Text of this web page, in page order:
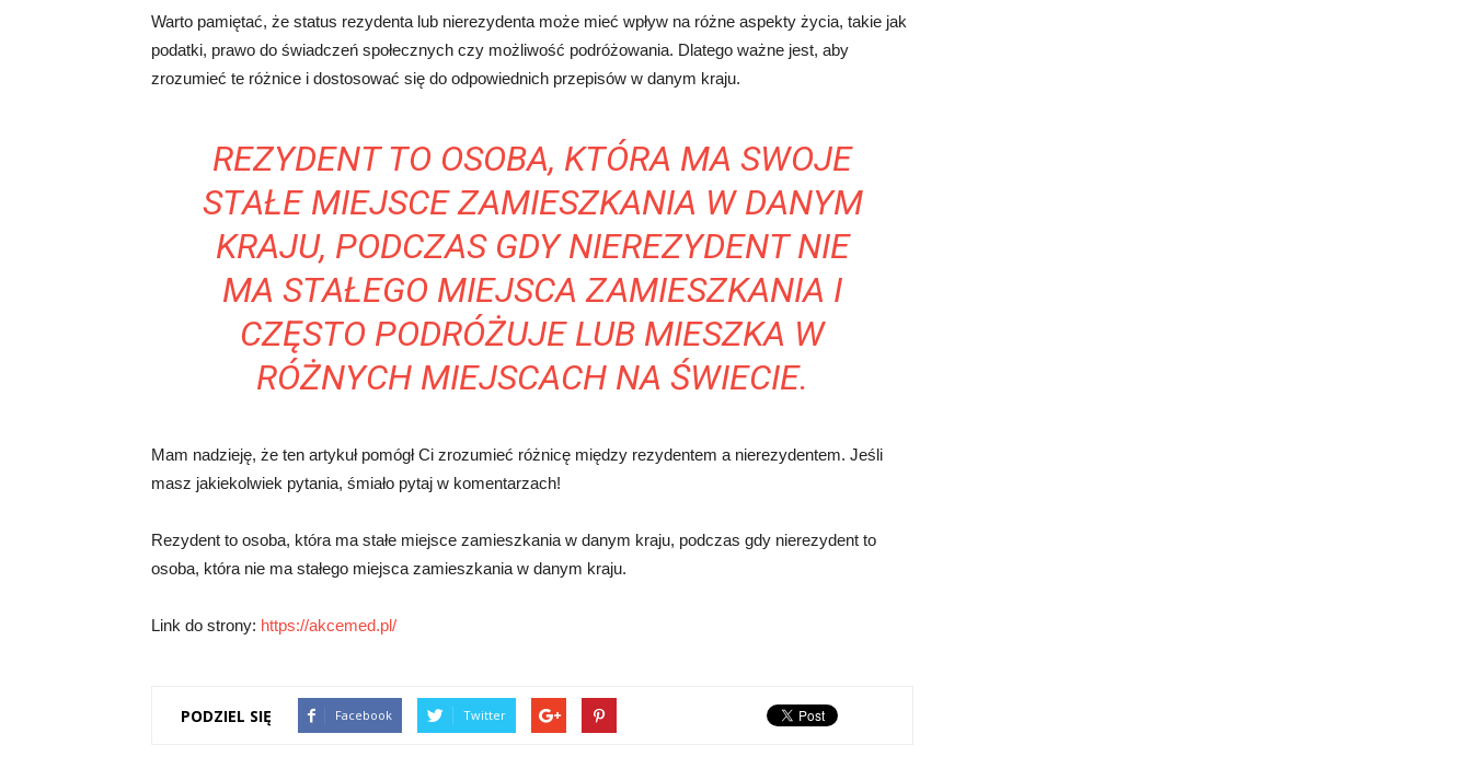
Warto pamiętać, że status rezydenta lub nierezydenta może mieć wpływ na różne aspekty życia, takie jak
podatki, prawo do świadczeń społecznych czy możliwość podróżowania. Dlatego ważne jest, aby
zrozumieć te różnice i dostosować się do odpowiednich przepisów w danym kraju.
REZYDENT TO OSOBA, KTÓRA MA SWOJE
STAŁE MIEJSCE ZAMIESZKANIA W DANYM
KRAJU, PODCZAS GDY NIEREZYDENT NIE
MA STAŁEGO MIEJSCA ZAMIESZKANIA I
CZĘSTO PODRÓŻUJE LUB MIESZKA W
RÓŻNYCH MIEJSCACH NA ŚWIECIE.
Mam nadzieję, że ten artykuł pomógł Ci zrozumieć różnicę między rezydentem a nierezydentem. Jeśli
masz jakiekolwiek pytania, śmiało pytaj w komentarzach!
Rezydent to osoba, która ma stałe miejsce zamieszkania w danym kraju, podczas gdy nierezydent to
osoba, która nie ma stałego miejsca zamieszkania w danym kraju.
Link do strony: https://akcemed.pl/
PODZIEL SIĘ Facebook Twitter